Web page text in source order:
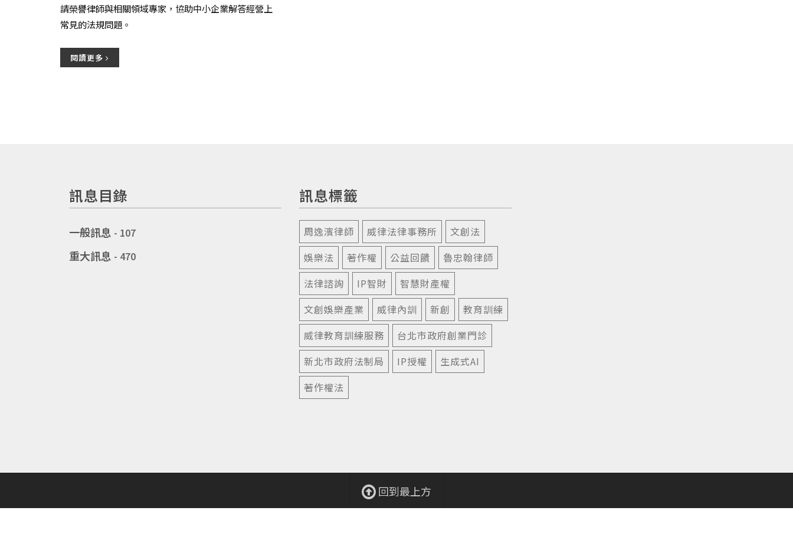
請榮譽律師與相關領域專家，協助中小企業解答經營上
常見的法規問題。
閱讀更多
訊息目錄
一般訊息 - 107
重大訊息 - 470
訊息標籤
周逸濱律師 威律法律事務所
文創法
娛樂法
著作權 公益回饋
魯忠翰律師
法律諮詢
IP智財
智慧財產權
文創娛樂產業
威律內訓 新創
教育訓練
威律教育訓練服務
台北市政府創業門診
新北市政府法制局
IP授權
生成式AI
著作權法
回到最上方